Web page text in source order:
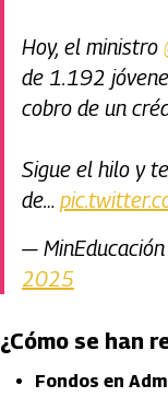
Hoy, el ministro
de 1.192
cobro de un
Sigue el hilo y
de…
— MinEducación
2025
¿Cómo se han
Fondos en